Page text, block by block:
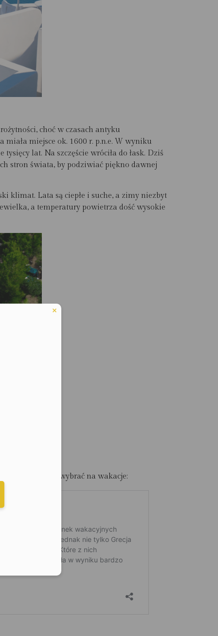
choć w czasach antyku
miejsce ok. 1600 r. p.n.e. W wyniku
lat. Na szczęście wróciła do łask. Dziś
stron świata, by podziwiać piękno dawnej
klimat. Lata są ciepłe i suche, a zimy niezbyt
a temperatury powietrza dość wysokie
z nich warto wybrać na wakacje:
w formacie E164